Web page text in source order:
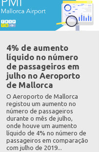
4% de aumento
líquido no número
de passageiros em
julho no Aeroporto
de Mallorca
O Aeroporto de Mallorca
registou um aumento no
número de passageiros
durante o mês de julho,
onde houve um aumento
líquido de 4% no número de
passageiros em comparação
com julho de 2019...